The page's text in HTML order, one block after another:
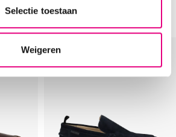
Selectie toestaan
Weigeren
Add to Wishlist